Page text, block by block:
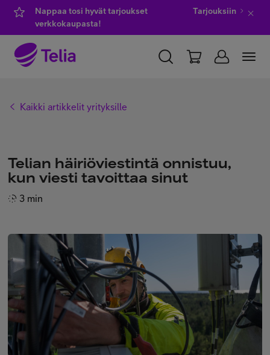
Nappaa tosi hyvät tarjoukset
verkkokaupasta!
Tarjouksiin
IT-palvelut
Asiakastuki
Minun Telia Yrityksille
Inspiroidu
Kaikki artikkelit yrityksille
Telian häiriöviestintä onnistuu,
kun viesti tavoittaa sinut
3 min